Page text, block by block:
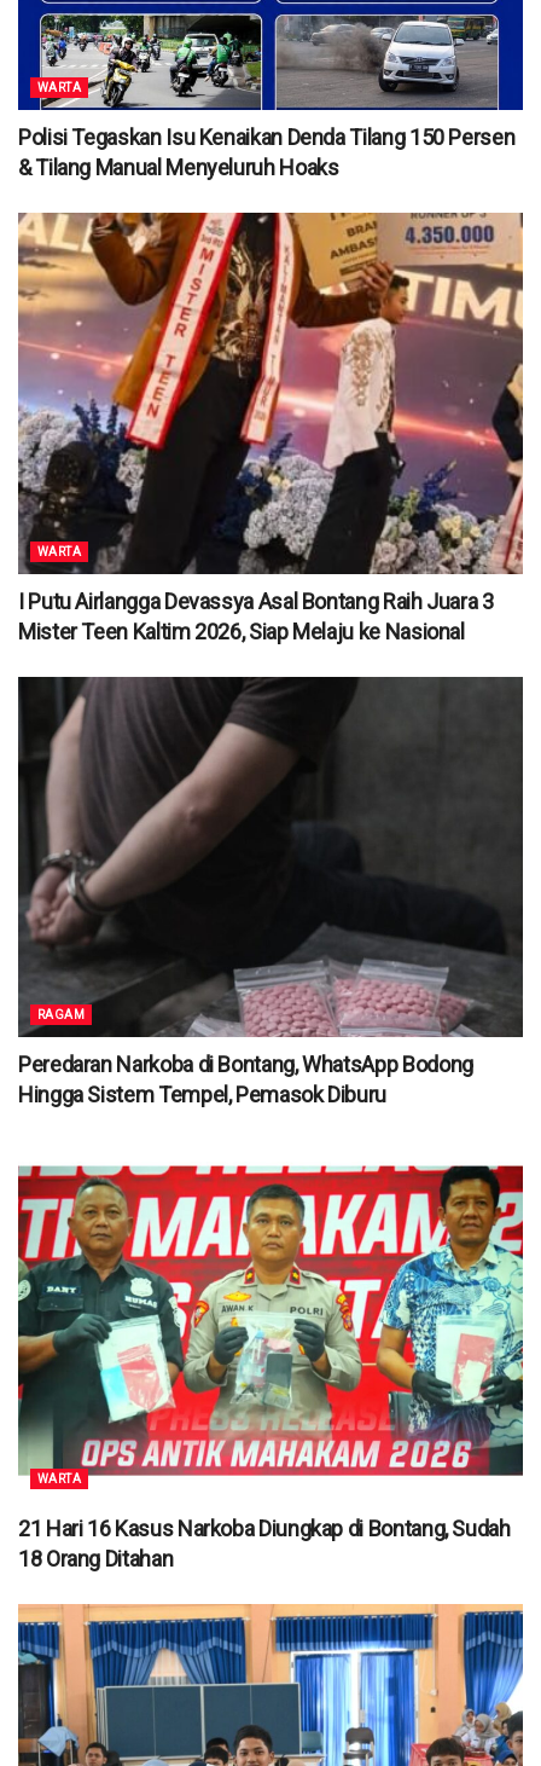
WARTA
Polisi Tegaskan Isu Kenaikan Denda Tilang 150 Persen
& Tilang Manual Menyeluruh Hoaks
WARTA
I Putu Airlangga Devassya Asal Bontang Raih Juara 3
Mister Teen Kaltim 2026, Siap Melaju ke Nasional
RAGAM
Peredaran Narkoba di Bontang, WhatsApp Bodong
Hingga Sistem Tempel, Pemasok Diburu
WARTA
21 Hari 16 Kasus Narkoba Diungkap di Bontang, Sudah
18 Orang Ditahan